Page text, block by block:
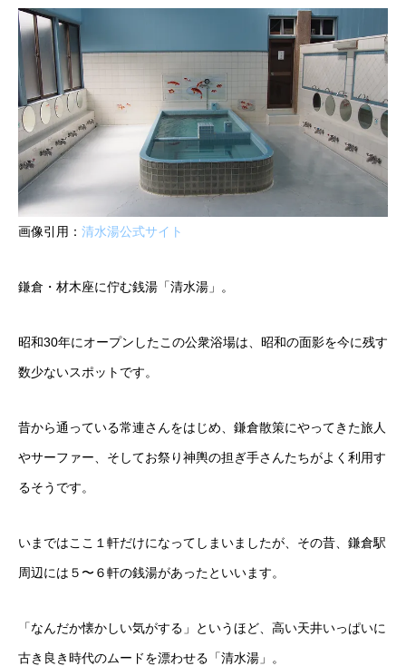
画像引用： 清水湯公式サイト
鎌倉・材木座に佇む銭湯「清水湯」。
昭和30年にオープンしたこの公衆浴場は、昭和の面影を今に残す
数少ないスポットです。
昔から通っている常連さんをはじめ、鎌倉散策にやってきた旅人
やサーファー、そしてお祭り神輿の担ぎ手さんたちがよく利用す
るそうです。
いまではここ１軒だけになってしまいましたが、その昔、鎌倉駅
周辺には５〜６軒の銭湯があったといいます。
「なんだか懐かしい気がする」というほど、高い天井いっぱいに
古き良き時代のムードを漂わせる「清水湯」。